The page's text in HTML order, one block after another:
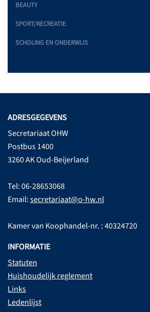
BEAUTY
SPORT/RECREATIE
SCHOLING EN ONDERWIJS
ADRESGEGEVENS
Secretariaat OHW
Postbus 1400
3260 AK Oud-Beijerland
Tel: 06-28653068
Email:secretariaat@o-hw.nl
Kamer van Koophandel-nr. : 40324720
INFORMATIE
Statuten
Huishoudelijk reglement
Links
Ledenlijst